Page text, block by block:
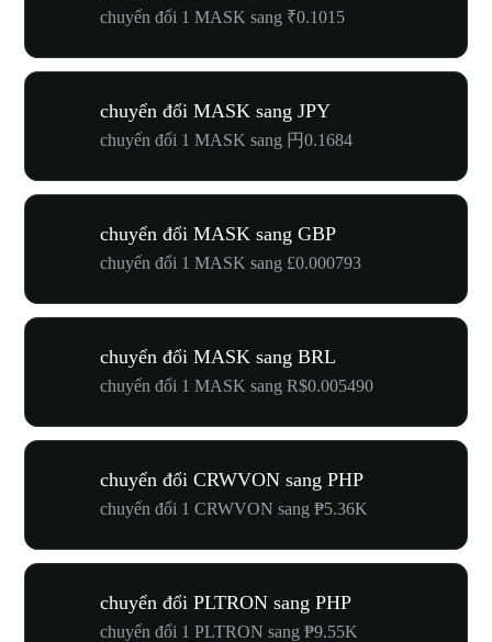
chuyển đổi 1 MASK sang ₹0.1015
chuyển đổi MASK sang JPY
chuyển đổi 1 MASK sang 円0.1684
chuyển đổi MASK sang GBP
chuyển đổi 1 MASK sang £0.000793
chuyển đổi MASK sang BRL
chuyển đổi 1 MASK sang R$0.005490
chuyển đổi CRWVON sang PHP
chuyển đổi 1 CRWVON sang ₱5.36K
chuyển đổi PLTRON sang PHP
chuyển đổi 1 PLTRON sang ₱9.55K